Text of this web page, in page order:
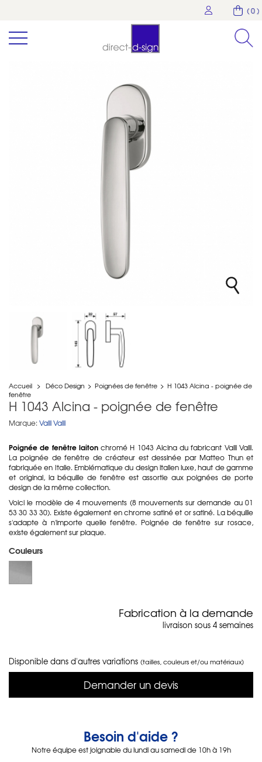
( 0 )
Accueil > Déco Design > Poignées de fenêtre > H 1043 Alcina - poignée de
fenêtre
H 1043 Alcina - poignée de fenêtre
Marque: Valli Valli
Poignée de fenêtre laitonchromé H 1043 Alcina du fabricant Valli Valli.
La poignée de fenêtre de créateur est dessinée par Matteo Thun et
fabriquée en Italie. Emblématique du design italien luxe, haut de gamme
et original, la béquille de fenêtre est assortie aux poignées de porte
design de la même collection.
Voici le modèle de 4 mouvements (8 mouvements sur demande au 01
53 30 33 30). Existe également en chrome satiné et or satiné. La béquille
s'adapte à n'importe quelle fenêtre. Poignée de fenêtre sur rosace,
existe également sur plaque.
Couleurs
Fabrication à la demande
livraison sous 4 semaines
Disponible dans d'autres variations (tailles, couleurs et/ou matériaux)
Demander un devis
Besoin d'aide ?
Notre équipe est joignable du lundi au samedi de 10h à 19h